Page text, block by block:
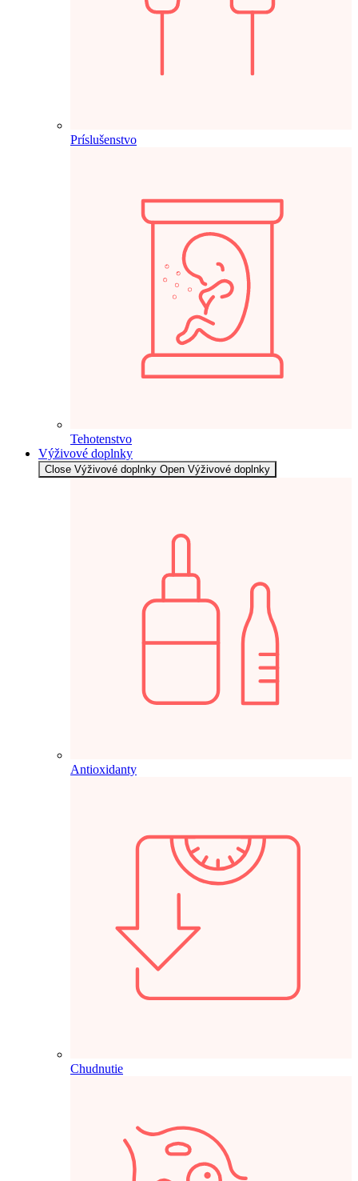
Príslušenstvo
Tehotenstvo
Výživové doplnky
Close Výživové doplnky Open Výživové doplnky
Antioxidanty
Chudnutie